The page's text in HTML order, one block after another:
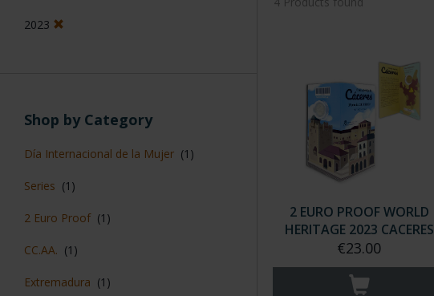
2023
Shop by Category
Día Internacional de la Mujer (1)
Series (1)
2 Euro Proof (1)
CC.AA. (1)
Extremadura (1)
2 EURO PROOF WORLD
HERITAGE 2023 CACERES
€23.00